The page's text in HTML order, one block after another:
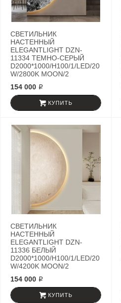
СВЕТИЛЬНИК
НАСТЕННЫЙ
ELEGANTLIGHT DZN-
11334 ТЕМНО-СЕРЫЙ
D2000*1000/H100/1/LED/20
W/2800K MOON/2
154 000 ₽
КУПИТЬ
СВЕТИЛЬНИК
НАСТЕННЫЙ
ELEGANTLIGHT DZN-
11336 БЕЛЫЙ
D2000*1000/H100/1/LED/20
W/4200K MOON/2
154 000 ₽
КУПИТЬ